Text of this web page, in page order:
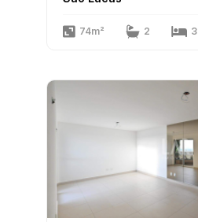
74m² 2 3